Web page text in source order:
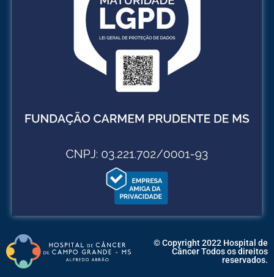
© Copyright 2022 Hospital de
Câncer Todos os direitos
reservados.